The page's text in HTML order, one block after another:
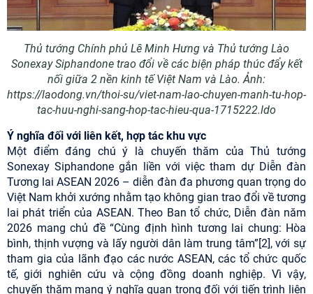
Thủ tướng Chính phủ Lê Minh Hưng và Thủ tướng Lào
Sonexay Siphandone trao đổi về các biện pháp thúc đẩy kết
nối giữa 2 nền kinh tế Việt Nam và Lào. Ảnh:
https://laodong.vn/thoi-su/viet-nam-lao-chuyen-manh-tu-hop-
tac-huu-nghi-sang-hop-tac-hieu-qua-1715222.ldo
Ý nghĩa đối với liên kết, hợp tác khu vực
Một điểm đáng chú ý là chuyến thăm của Thủ tướng
Sonexay Siphandone gắn liền với việc tham dự Diễn đàn
Tương lai ASEAN 2026 – diễn đàn đa phương quan trọng do
Việt Nam khởi xướng nhằm tạo không gian trao đổi về tương
lai phát triển của ASEAN. Theo Ban tổ chức, Diễn đàn năm
2026 mang chủ đề “Cùng định hình tương lai chung: Hòa
bình, thịnh vượng và lấy người dân làm trung tâm”[2], với sự
tham gia của lãnh đạo các nước ASEAN, các tổ chức quốc
tế, giới nghiên cứu và cộng đồng doanh nghiệp. Vì vậy,
chuyến thăm mang ý nghĩa quan trọng đối với tiến trình liên